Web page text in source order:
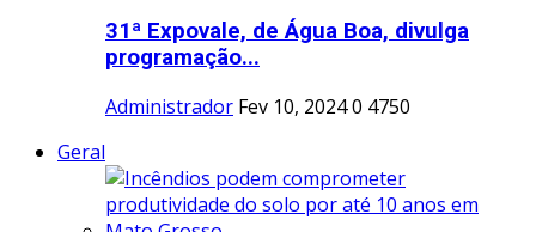
31ª Expovale, de Água Boa, divulga
programação...
Administrador Fev 10, 20240 4750
Geral